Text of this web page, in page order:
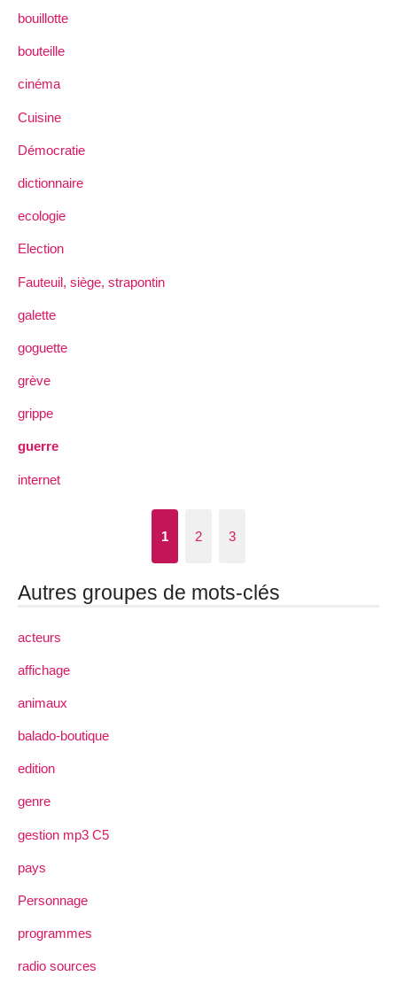
bouillotte
bouteille
cinéma
Cuisine
Démocratie
dictionnaire
ecologie
Election
Fauteuil, siège, strapontin
galette
goguette
grève
grippe
guerre
internet
1 2 3
Autres groupes de mots-clés
acteurs
affichage
animaux
balado-boutique
edition
genre
gestion mp3 C5
pays
Personnage
programmes
radio sources